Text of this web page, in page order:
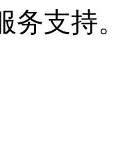
务支持。